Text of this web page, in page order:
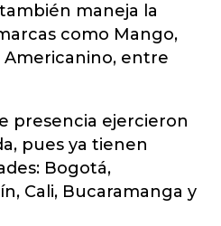
maneja la
como Mango,
Americanino, entre
presencia ejercieron
pues ya tienen
Bogotá,
Cali, Bucaramanga y